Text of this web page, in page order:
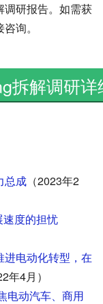
调研报告。如需获
询。
总成 （2023年2
度的担忧
电动化转型，在
年4月）
电动汽车、商用